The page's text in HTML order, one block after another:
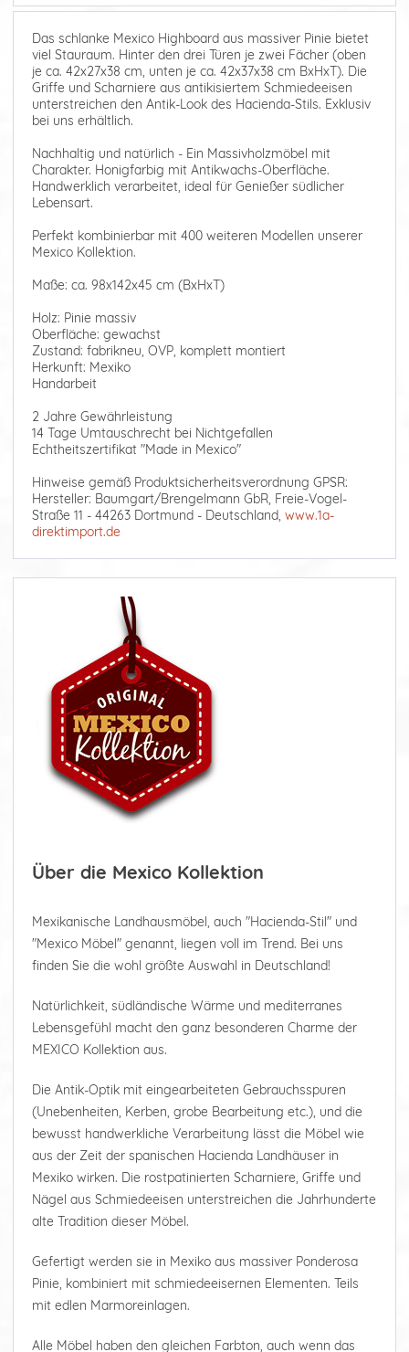
Das schlanke Mexico Highboard aus massiver Pinie bietet
viel Stauraum. Hinter den drei Türen je zwei Fächer (oben
je ca. 42x27x38 cm, unten je ca. 42x37x38 cm BxHxT). Die
Griffe und Scharniere aus antikisiertem Schmiedeeisen
unterstreichen den Antik-Look des Hacienda-Stils. Exklusiv
bei uns erhältlich.
Nachhaltig und natürlich - Ein Massivholzmöbel mit
Charakter. Honigfarbig mit Antikwachs-Oberfläche.
Handwerklich verarbeitet, ideal für Genießer südlicher
Lebensart.
Perfekt kombinierbar mit 400 weiteren Modellen unserer
Mexico Kollektion.
Maße: ca. 98x142x45 cm (BxHxT)
Holz: Pinie massiv
Oberfläche: gewachst
Zustand: fabrikneu, OVP, komplett montiert
Herkunft: Mexiko
Handarbeit
2 Jahre Gewährleistung
14 Tage Umtauschrecht bei Nichtgefallen
Echtheitszertifikat "Made in Mexico"
Hinweise gemäß Produktsicherheitsverordnung GPSR:
Hersteller: Baumgart/Brengelmann GbR, Freie-Vogel-
Straße 11 - 44263 Dortmund - Deutschland, www.1a-
direktimport.de
Über die Mexico Kollektion
Mexikanische Landhausmöbel, auch "Hacienda-Stil" und
"Mexico Möbel" genannt, liegen voll im Trend. Bei uns
finden Sie die wohl größte Auswahl in Deutschland!
Natürlichkeit, südländische Wärme und mediterranes
Lebensgefühl macht den ganz besonderen Charme der
MEXICO Kollektion aus.
Die Antik-Optik mit eingearbeiteten Gebrauchsspuren
(Unebenheiten, Kerben, grobe Bearbeitung etc.), und die
bewusst handwerkliche Verarbeitung lässt die Möbel wie
aus der Zeit der spanischen Hacienda Landhäuser in
Mexiko wirken. Die rostpatinierten Scharniere, Griffe und
Nägel aus Schmiedeeisen unterstreichen die Jahrhunderte
alte Tradition dieser Möbel.
Gefertigt werden sie in Mexiko aus massiver Ponderosa
Pinie, kombiniert mit schmiedeeisernen Elementen. Teils
mit edlen Marmoreinlagen.
Alle Möbel haben den gleichen Farbton, auch wenn das